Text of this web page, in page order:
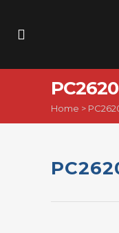
Home >